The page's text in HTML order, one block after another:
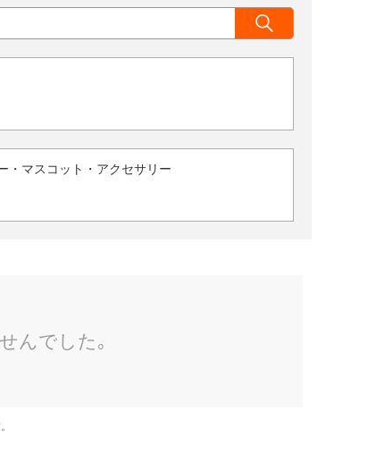
・マスコット・アクセサリー